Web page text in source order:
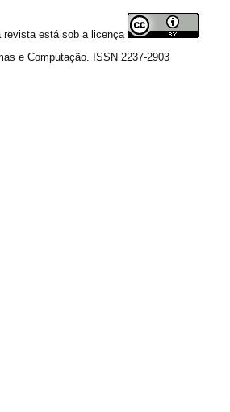
revista está sob a licença
e Computação. ISSN 2237-2903